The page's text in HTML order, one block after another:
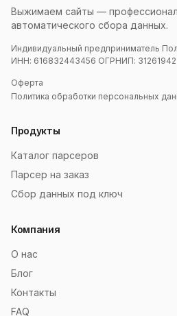
Выжимаем сайты —
автоматического сбора данных.
Индивидуальный предприниматель
ИНН: 616832443456 ОГРНИП:
Оферта
Политика обработки персональных
Продукты
Каталог парсеров
Парсер на заказ
Сбор данных под ключ
Компания
О нас
Блог
Контакты
FAQ